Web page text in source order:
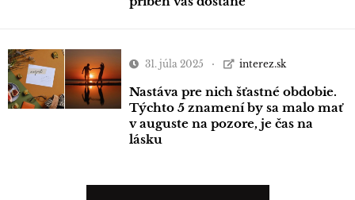
31. júla 2025 interez.sk
Nastáva pre nich šťastné obdobie.
Týchto 5 znamení by sa malo mať
v auguste na pozore, je čas na
lásku